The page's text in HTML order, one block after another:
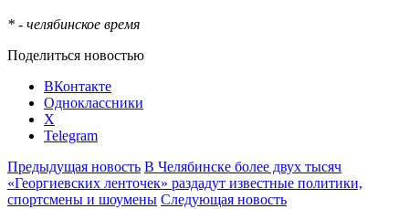
* - челябинское время
Поделиться новостью
ВКонтакте
Одноклассники
X
Telegram
Предыдущая новость В Челябинске более двух тысяч
«Георгиевских ленточек» раздадут известные политики,
спортсмены и шоумены Следующая новость